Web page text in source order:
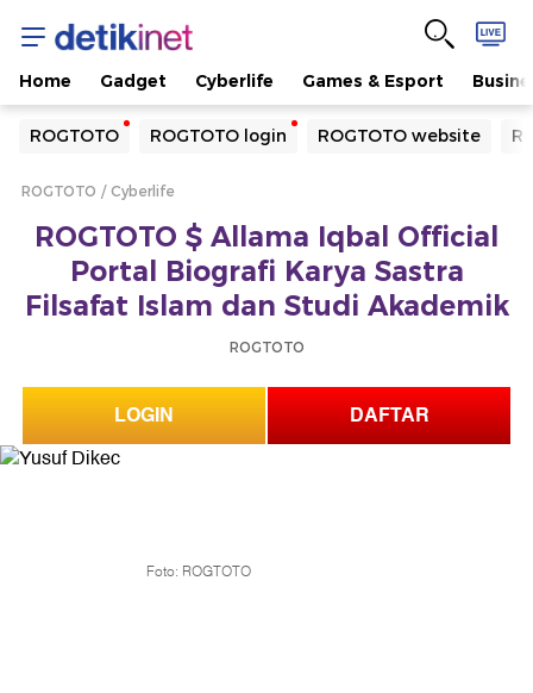
Home Gadget Cyberlife Games & Esport
ROGTOTO ROGTOTO login ROGTOTO website
Yang sedang ramai dicari
Loading...
Loading...
ROGTOTO Cyberlife
ROGTOTO $ Allama Iqbal Official
Portal Biografi Karya Sastra
Filsafat Islam dan Studi Akademik
ROGTOTO
LOGIN DAFTAR
Foto: ROGTOTO